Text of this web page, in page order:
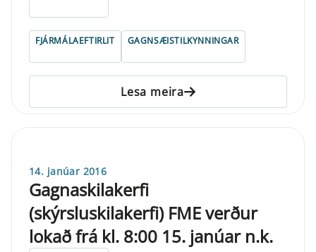
FJÁRMÁLAEFTIRLIT GAGNSÆISTILKYNNINGAR
Lesa meira
14. janúar 2016
Gagnaskilakerfi
(skýrsluskilakerfi) FME verður
lokað frá kl. 8:00 15. janúar n.k.